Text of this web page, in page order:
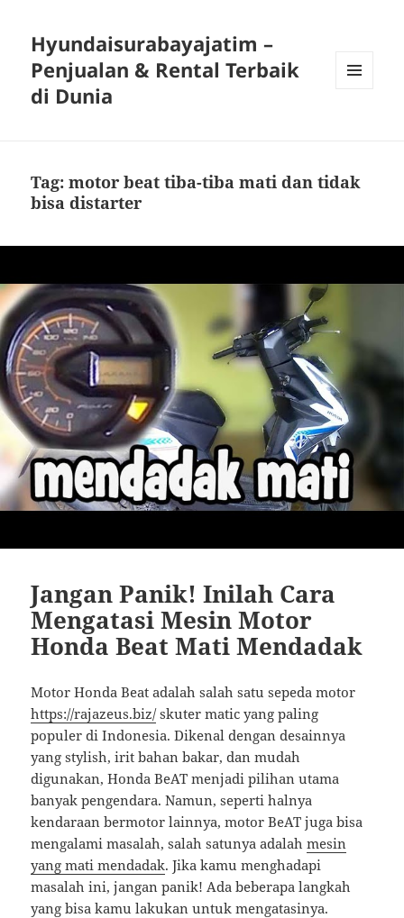
Hyundaisurabayajatim –
Penjualan & Rental Terbaik
di Dunia
Tag:motor beat tiba-tiba mati dan tidak
bisa distarter
Jangan Panik! Inilah Cara
Mengatasi Mesin Motor
Honda Beat Mati Mendadak
Motor Honda Beat adalah salah satu sepeda motor
https://rajazeus.biz/skuter matic yang paling
populer di Indonesia. Dikenal dengan desainnya
yang stylish, irit bahan bakar, dan mudah
digunakan, Honda BeAT menjadi pilihan utama
banyak pengendara. Namun, seperti halnya
kendaraan bermotor lainnya, motor BeAT juga bisa
mengalami masalah, salah satunya adalahmesin
yang mati mendadak. Jika kamu menghadapi
masalah ini, jangan panik! Ada beberapa langkah
yang bisa kamu lakukan untuk mengatasinya.